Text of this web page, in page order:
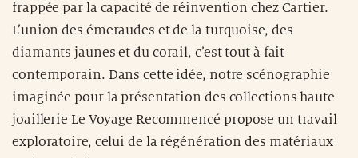
frappée par la capacité de réinvention chez Cartier.
L’union des émeraudes et de la turquoise, des
diamants jaunes et du corail, c’est tout à fait
contemporain. Dans cette idée, notre scénographie
imaginée pour la présentation des collections haute
joaillerie Le Voyage Recommencé propose un travail
exploratoire, celui de la régénération des matériaux